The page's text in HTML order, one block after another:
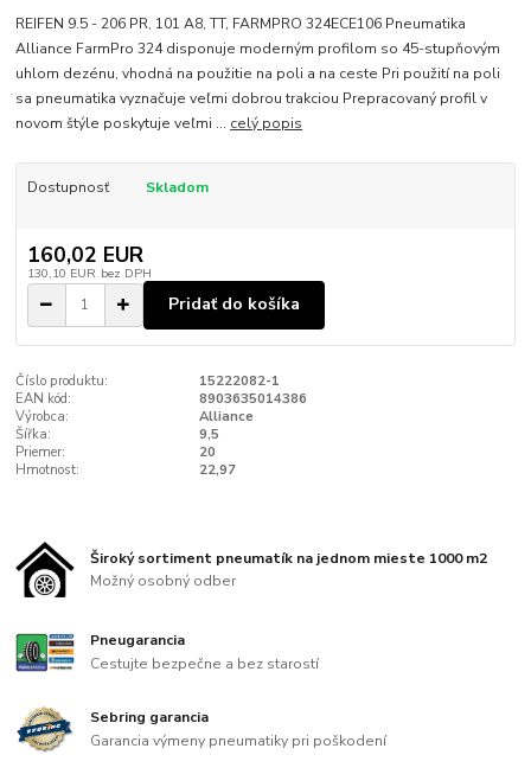
REIFEN 9.5 - 206 PR, 101 A8, TT, FARMPRO 324ECE106 Pneumatika
Alliance FarmPro 324 disponuje moderným profilom so 45-stupňovým
uhlom dezénu, vhodná na použitie na poli a na ceste Pri použití na poli
sa pneumatika vyznačuje veľmi dobrou trakciou Prepracovaný profil v
novom štýle poskytuje veľmi ... celý popis
Dostupnosť Skladom
160,02 EUR
130,10 EUR bez DPH
Pridať do košíka
Číslo produktu:
15222082-1
EAN kód:
8903635014386
Výrobca:
Alliance
Šířka:
9,5
Priemer:
20
Hmotnost:
22,97
Široký sortiment pneumatík na jednom mieste 1000 m2
Možný osobný odber
Pneugarancia
Cestujte bezpečne a bez starostí
Sebring garancia
Garancia výmeny pneumatiky pri poškodení